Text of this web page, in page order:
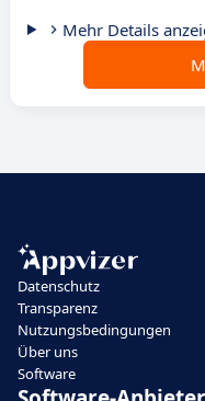
Mehr Details
Datenschutz
Transparenz
Nutzungsbedingungen
Über uns
Software